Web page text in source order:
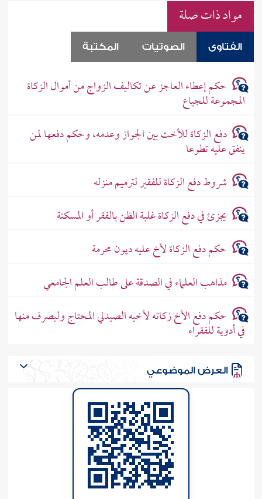
مواد ذات صلة
الفتاوى الصوتيات المكتبة
حكم إعطاء العاجز عن تكاليف الزواج من أموال الزكاة
المجموعة للجياع
دفع الزكاة للأخت بين الجواز وعدمه، وحكم دفعها لمن
ينفق عليه تطوعا
شروط دفع الزكاة للفقير لترميم منزله
يجزئ في دفع الزكاة غلبة الظن بالفقر أو المسكنة
حكم دفع الزكاة لأخ عليه ديون محرمة
مذاهب العلماء في الصدقة على طالب العلم الجامعي
حكم دفع الأخ زكاته لأخيه الصيدلي المحتاج وليصرف منها
في أدوية للفقراء
العرض الموضوعي